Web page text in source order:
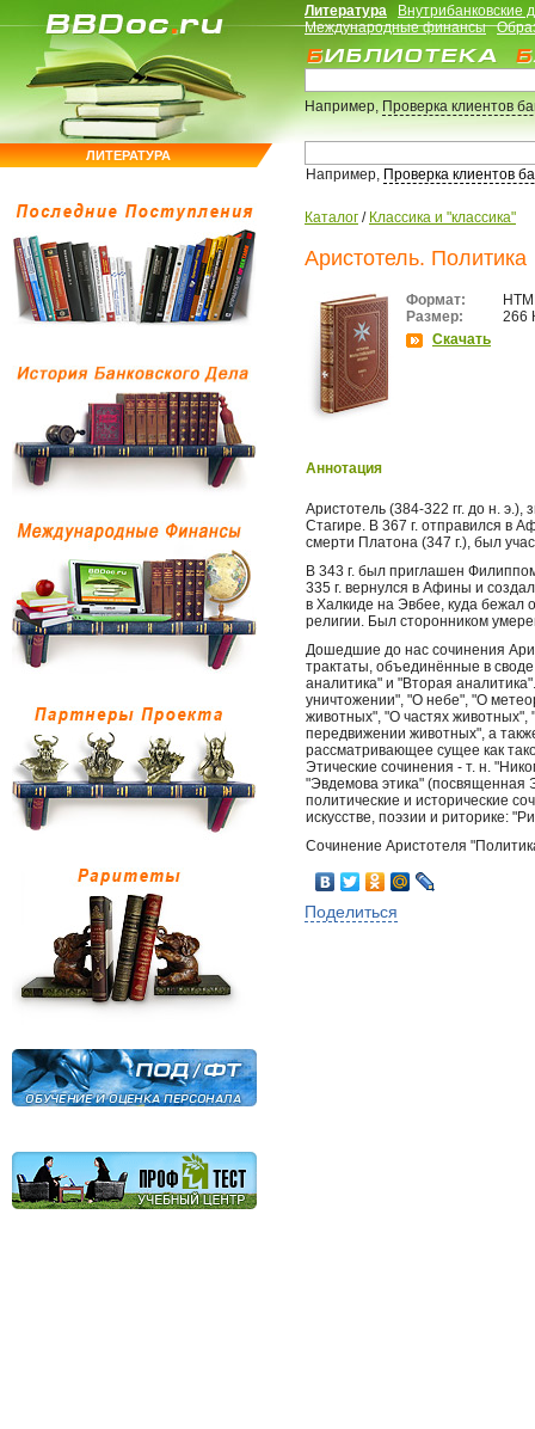
ЛИТЕРАТУРА
Литература
Внутрибанковские
Международные финансы
Например,Проверка клиентов
Например, Проверка клиентов
Каталог / Классика и "классика"
Аристотель. Политика
Формат:
Размер:
266
Скачать
Аннотация
Аристотель (384-322 гг. до н.
Стагире. В 367 г. отправился в
смерти Платона (347 г.), был
В 343 г. был приглашен
335 г. вернулся в Афины и
в Халкиде на Эвбее, куда бежал
религии. Был сторонником
Дошедшие до нас сочинения
трактаты, объединённые в
аналитика" и "Вторая
уничтожении", "О небе", "О
животных", "О частях
передвижении животных", а
рассматривающее сущее как
Этические сочинения - т. н.
"Эвдемова этика" (посвященная
политические и исторические
искусстве, поэзии и риторике:
Сочинение Аристотеля
Поделиться